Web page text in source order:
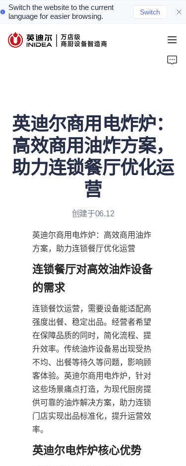
Switch the website to the current
language for easier browsing.
Switch
英迪尔商用电炸炉：
高效商用油炸方案，
助力连锁餐厅优化运
营
创建于06.12
英迪尔商用电炸炉：高效商用油炸
方案，助力连锁餐厅优化运营
连锁餐厅对高效油炸设备
的需求
连锁餐饮运营，需要设备能适配高
强度出餐、稳定出品。经营者希望
在保障品质的同时，简化流程、提
升效率。传统油炸设备易出现受热
不均、出餐等待久等问题，影响顾
客体验。英迪尔商用电炸炉，针对
这些场景痛点打造，为现代厨房提
供可靠的油炸解决方案，助力连锁
门店实现出品标准化，提升运营效
率。
英迪尔电炸炉核心优势
首页
案例
资讯
关于我们